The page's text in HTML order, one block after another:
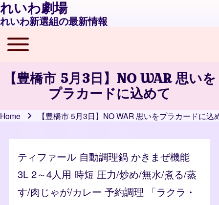
れいわ劇場
れいわ新選組の最新情報
Main navigation
Toggle main menu
【豊橋市 5月3日】NO WAR 思いを
プラカードに込めて
Home 【豊橋市 5月3日】NO WAR 思いをプラカードに込
ティファール 自動調理鍋 かきまぜ機能
3L 2～4人用 時短 圧力/炒め/無水/煮る/蒸
す/肉じゃが/カレー 予約調理 「ラクラ・